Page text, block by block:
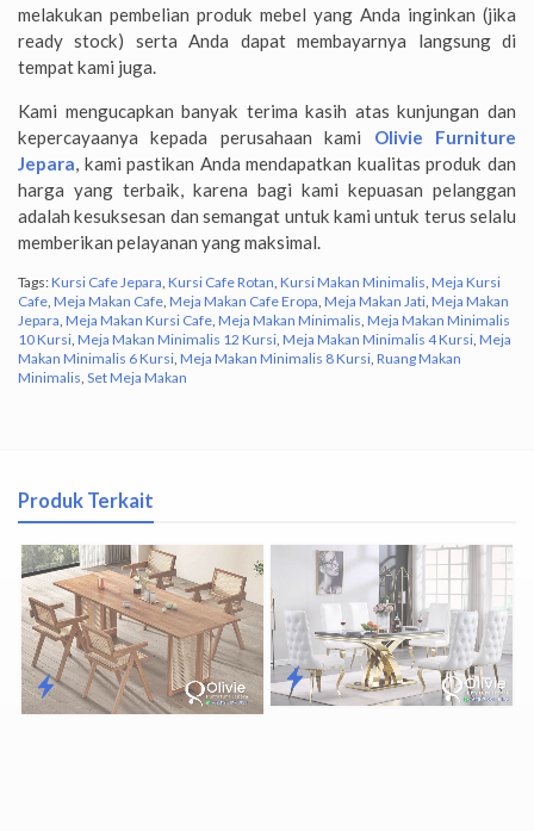
melakukan pembelian produk mebel yang Anda inginkan (jika
ready stock) serta Anda dapat membayarnya langsung di
tempat kami juga.
Kami mengucapkan banyak terima kasih atas kunjungan dan
kepercayaanya kepada perusahaan kami Olivie Furniture
Jepara , kami pastikan Anda mendapatkan kualitas produk dan
harga yang terbaik, karena bagi kami kepuasan pelanggan
adalah kesuksesan dan semangat untuk kami untuk terus selalu
memberikan pelayanan yang maksimal.
Tags:Kursi Cafe Jepara Kursi Cafe Rotan Kursi Makan Minimalis Meja Kursi
Cafe Meja Makan Cafe Meja Makan Cafe Eropa Meja Makan Jati Meja Makan
Jepara Meja Makan Kursi Cafe Meja Makan Minimalis Meja Makan Minimalis
10 Kursi Meja Makan Minimalis 12 Kursi Meja Makan Minimalis 4 Kursi Meja
Makan Minimalis 6 Kursi Meja Makan Minimalis 8 Kursi Ruang Makan
Minimalis Set Meja Makan
Produk Terkait